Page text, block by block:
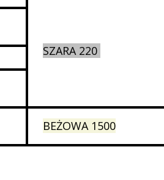
SZARA 220
BEŻOWA 1500